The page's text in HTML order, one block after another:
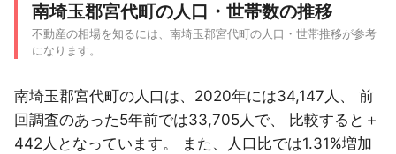
南埼玉郡宮代町の人口・世帯数の推移
不動産の相場を知るには、南埼玉郡宮代町の人口・世帯推移が参考
になります。
南埼玉郡宮代町の人口は、2020年には34,147人、 前
回調査のあった5年前では33,705人で、 比較すると＋
442人となっています。 また、人口比では1.31%増加